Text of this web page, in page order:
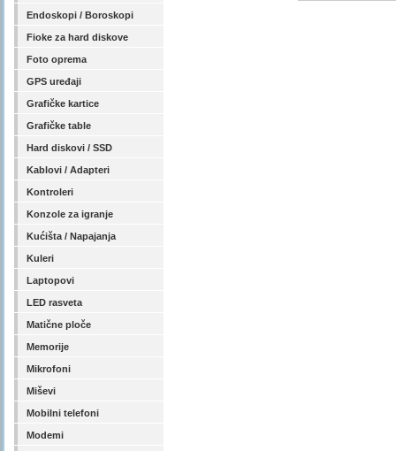
Endoskopi / Boroskopi
Fioke za hard diskove
Foto oprema
GPS uređaji
Grafičke kartice
Grafičke table
Hard diskovi / SSD
Kablovi / Adapteri
Kontroleri
Konzole za igranje
Kućišta / Napajanja
Kuleri
Laptopovi
LED rasveta
Matične ploče
Memorije
Mikrofoni
Miševi
Mobilni telefoni
Modemi